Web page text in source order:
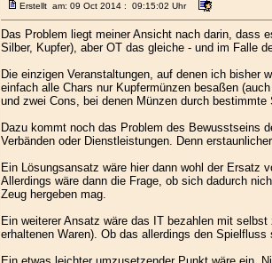
Erstellt am: 09 Oct 2014 : 09:15:02 Uhr
Das Problem liegt meiner Ansicht nach darin, dass
Silber, Kupfer), aber OT das gleiche - und im Falle
Die einzigen Veranstaltungen, auf denen ich bisher
einfach alle Chars nur Kupfermünzen besaßen
und zwei Cons, bei denen Münzen durch
Dazu kommt noch das Problem des Bewusstseins
Verbänden oder Dienstleistungen. Denn
Ein Lösungsansatz wäre hier dann wohl der Ersatz
Allerdings wäre dann die Frage, ob sich dadurch
Zeug hergeben mag.
Ein weiterer Ansatz wäre das IT bezahlen mit
erhaltenen Waren). Ob das allerdings den